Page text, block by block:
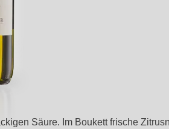
Säure. Im Boukett frische